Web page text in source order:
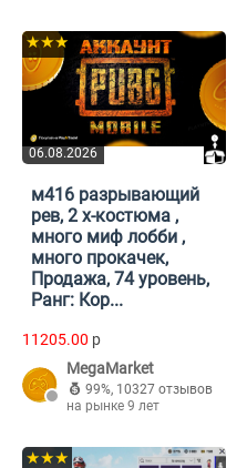
06.08.2026
★★★
м416 разрывающий
рев, 2 х-костюма ,
много миф лобби ,
много прокачек,
Продажа, 74 уровень,
Ранг: Кор...
11205.00 p
MegaMarket
99%, 10327 отзывов
на рынке 9 лет
★★★